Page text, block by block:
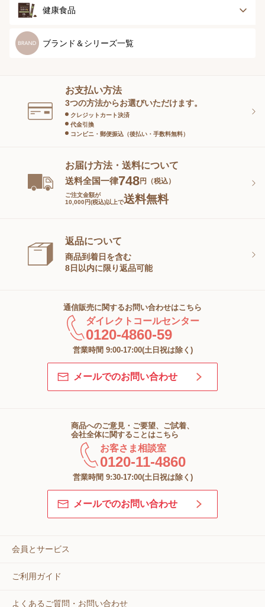
イツ
メンズソックス
スキンケア
スペシャルケア
スキンケアグッズ
健康食品
健康食品
ブランド＆シリーズ一覧
お支払い方法
3つの方法からお選びいただけます。
クレジットカート決済
代金引換
コンビニ・郵便振込（後払い・手数料無料）
お届け方法・送料について
送料全国一律748円（税込）
ご注文金額が
10,000円(税込)以上で送料無料
返品について
商品到着日を含む
8日以内に限り返品可能
通信販売に関するお問い合わせはこちら
ダイレクトコールセンター
0120-4860-59
営業時間 9:00-17:00(土日祝は除く)
メールでのお問い合わせ
商品へのご意見・ご要望、ご試着、
会社全体に関することはこちら
お客さま相談室
0120-11-4860
営業時間 9:30-17:00(土日祝は除く)
メールでのお問い合わせ
会員とサービス
ご利用ガイド
よくあるご質問・お問い合わせ